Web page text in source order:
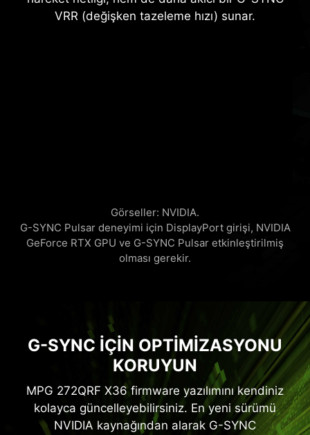
VRR (değişken tazeleme hızı) sunar.
Görseller: NVIDIA.
G-SYNC Pulsar deneyimi için DisplayPort girişi, NVIDIA
GeForce RTX GPU ve G-SYNC Pulsar etkinleştirilmiş
olması gerekir.
G-SYNC IÇIN OPTIMIZASYONU
KORUYUN
MPG 272QRF X36 firmware yazılımını kendiniz
kolayca güncelleyebilirsiniz. En yeni sürümü
NVIDIA kaynağından alarak G-SYNC